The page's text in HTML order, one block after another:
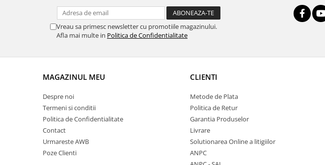
Vreau sa primesc newsletter cu promotiile magazinului.
Afla mai multe in Politica de Confidentialitate
MAGAZINUL MEU
Despre noi
Termeni si conditii
Politica de Confidentialitate
Contact
Urmareste AWB
Poze Clienti
CLIENTI
Metode de Plata
Politica de Retur
Garantia Produselor
Livrare
Solutionarea Online a litigiilor
ANPC